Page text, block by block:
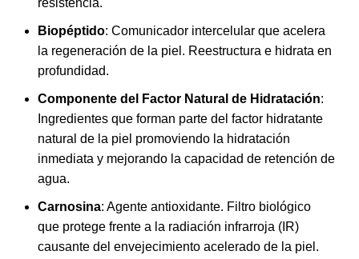
resistencia.
Biopéptido: Comunicador intercelular que acelera
la regeneración de la piel. Reestructura e hidrata en
profundidad.
Componente del Factor Natural de Hidratación:
Ingredientes que forman parte del factor hidratante
natural de la piel promoviendo la hidratación
inmediata y mejorando la capacidad de retención de
agua.
Carnosina: Agente antioxidante. Filtro biológico
que protege frente a la radiación infrarroja (IR)
causante del envejecimiento acelerado de la piel.